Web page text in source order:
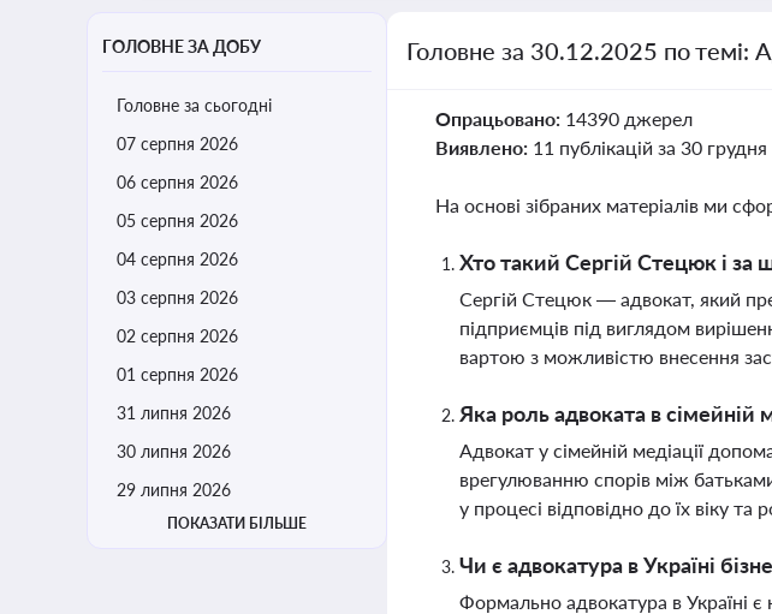
ГОЛОВНЕ ЗА ДОБУ
Головне за сьогодні
07 серпня 2026
06 серпня 2026
05 серпня 2026
04 серпня 2026
03 серпня 2026
02 серпня 2026
01 серпня 2026
31 липня 2026
30 липня 2026
29 липня 2026
ПОКАЗАТИ БІЛЬШЕ
Головне за 30.12.2025 по темі:
Опрацьовано: 14390 джерел
Виявлено: 11 публікацій за 30 грудня
На основі зібраних матеріалів ми
Хто такий Сергій Стецюк і за
Сергій Стецюк — адвокат, який
підприємців під виглядом
вартою з можливістю внесення
Яка роль адвоката в сімейній
Адвокат у сімейній медіації
врегулюванню спорів між
у процесі відповідно до їх віку та
Чи є адвокатура в Україні
Формально адвокатура в Україні